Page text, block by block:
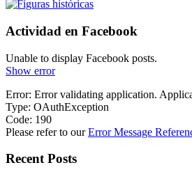
Actividad en Facebook
Unable to display Facebook posts.
Show error
Error: Error validating application.
Type: OAuthException
Code: 190
Please refer to ourError Message
Recent Posts